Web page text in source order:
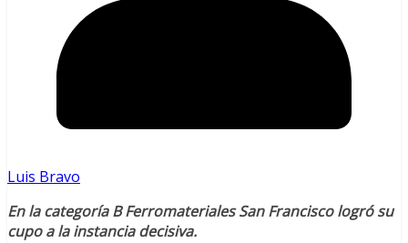
Luis Bravo
En la categoría B Ferromateriales San Francisco logró su
cupo a la instancia decisiva.